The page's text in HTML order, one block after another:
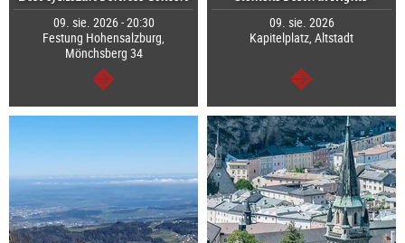
09. sie. 2026 - 20:30
Festung Hohensalzburg,
Mönchsberg 34
dalej
09. sie. 2026
Kapitelplatz, Altstadt
dalej